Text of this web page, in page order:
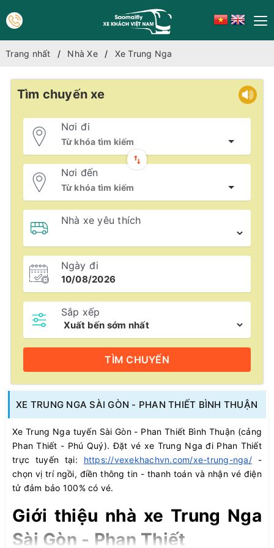
Trang nhất Nhà Xe Xe Trung Nga
Tìm chuyến xe
Nơi đi
Nơi đến
Nhà xe yêu thích
Ngày đi
Sắp xếp
TÌM CHUYẾN
XE TRUNG NGA SÀI GÒN - PHAN THIẾT BÌNH THUẬN
Xe Trung Nga tuyến Sài Gòn - Phan Thiết Bình Thuận (cảng
Phan Thiết - Phú Quý). Đặt vé xe Trung Nga đi Phan Thiết
trực tuyến tại: https://vexekhachvn.com/xe-trung-nga/-
chọn vị trí ngồi, điền thông tin - thanh toán và nhận vé điện
tử đảm bảo 100% có vé.
Giới thiệu nhà xe Trung Nga
Sài Gòn - Phan Thiết